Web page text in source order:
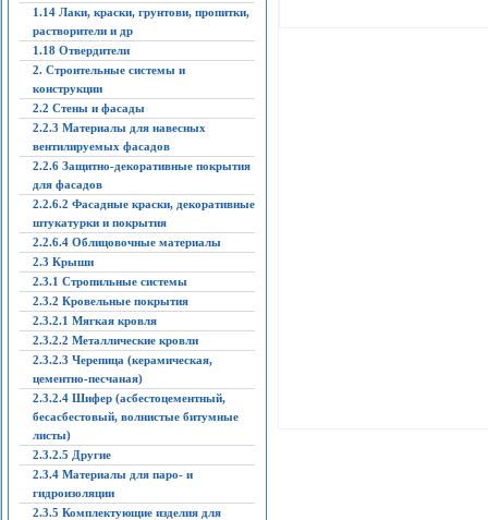
1.14 Лаки, краски, грунтови, пропитки,
растворители и др
1.18 Отвердители
2. Строительные системы и
конструкции
2.2 Стены и фасады
2.2.3 Материалы для навесных
вентилируемых фасадов
2.2.6 Защитно-декоративные покрытия
для фасадов
2.2.6.2 Фасадные краски, декоративные
штукатурки и покрытия
2.2.6.4 Облицовочные материалы
2.3 Крыши
2.3.1 Стропильные системы
2.3.2 Кровельные покрытия
2.3.2.1 Мягкая кровля
2.3.2.2 Металлические кровли
2.3.2.3 Черепица (керамическая,
цементно-песчаная)
2.3.2.4 Шифер (асбестоцементный,
бесасбестовый, волнистые битумные
листы)
2.3.2.5 Другие
2.3.4 Материалы для паро- и
гидроизоляции
2.3.5 Комплектующие изделия для